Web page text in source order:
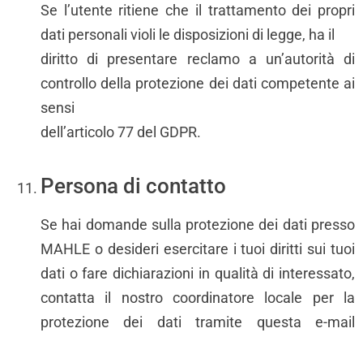
Se l’utente ritiene che il trattamento dei propri
dati personali violi le disposizioni di legge, ha il
diritto di presentare reclamo a un’autorità di
controllo della protezione dei dati competente ai
sensi
dell’articolo 77 del GDPR.
Persona di contatto
Se hai domande sulla protezione dei dati presso
MAHLE o desideri esercitare i tuoi diritti sui tuoi
dati o fare dichiarazioni in qualità di interessato,
contatta il nostro coordinatore locale per la
protezione dei dati tramite questa e-mail